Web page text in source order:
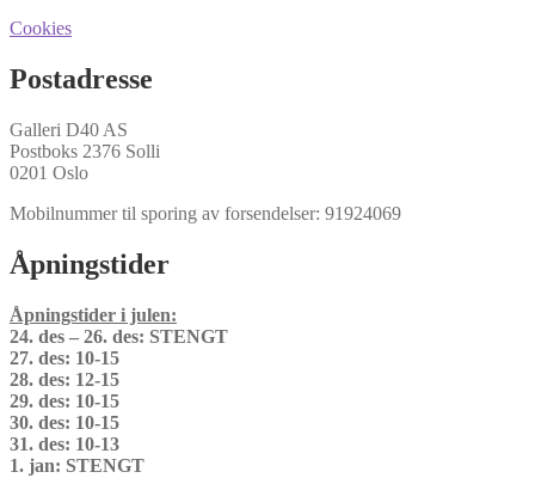
Cookies
Postadresse
Galleri D40 AS
Postboks 2376 Solli
0201 Oslo
Mobilnummer til sporing av forsendelser: 91924069
Åpningstider
Åpningstider i julen:
24. des – 26. des: STENGT
27. des: 10-15
28. des: 12-15
29. des: 10-15
30. des: 10-15
31. des: 10-13
1. jan: STENGT